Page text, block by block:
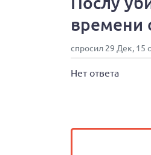
времени
спросил 29 Дек, 15
Нет ответа